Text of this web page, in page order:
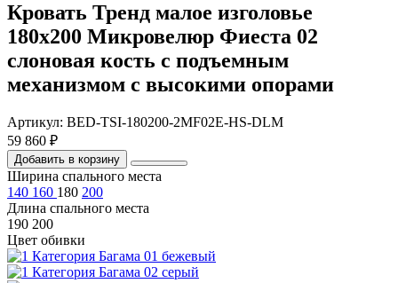
Кровать Тренд малое изголовье
180х200 Микровелюр Фиеста 02
слоновая кость с подъемным
механизмом с высокими опорами
Артикул: BED-TSI-180200-2MF02E-HS-DLM
59 860 ₽
Добавить в корзину
Ширина спального места
140 160 180 200
Длина спального места
190 200
Цвет обивки